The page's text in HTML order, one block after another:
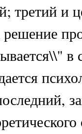
третий и
решение
в